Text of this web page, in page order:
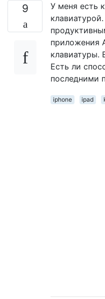
9
У меня есть
приложения
клавиатуры.
Есть ли
последними
iphone ipad